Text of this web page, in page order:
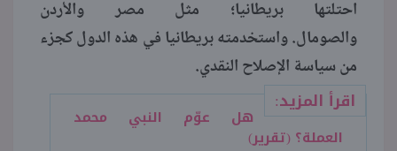
احتلتها بريطانيا؛ مثل مصر والأردن
والصومال. واستخدمته بريطانيا في هذه الدول كجزء
من سياسة الإصلاح النقدي.
اقرأ المزيد:
هل عوّم النبي محمد
العملة؟ (تقرير)